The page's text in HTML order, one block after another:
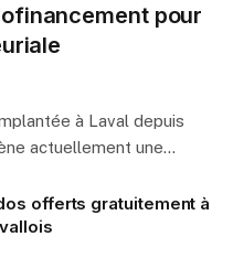
pour
à Laval depuis
actuellement une…
offerts gratuitement à